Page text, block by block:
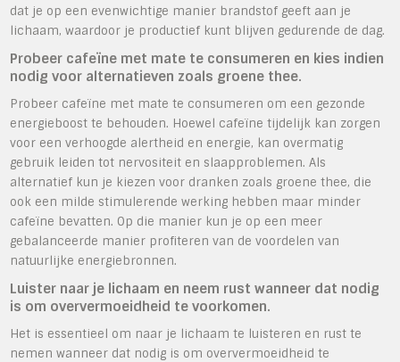
dat je op een evenwichtige manier brandstof geeft aan je
lichaam, waardoor je productief kunt blijven gedurende de dag.
Probeer cafeïne met mate te consumeren en kies indien
nodig voor alternatieven zoals groene thee.
Probeer cafeïne met mate te consumeren om een gezonde
energieboost te behouden. Hoewel cafeïne tijdelijk kan zorgen
voor een verhoogde alertheid en energie, kan overmatig
gebruik leiden tot nervositeit en slaapproblemen. Als
alternatief kun je kiezen voor dranken zoals groene thee, die
ook een milde stimulerende werking hebben maar minder
cafeïne bevatten. Op die manier kun je op een meer
gebalanceerde manier profiteren van de voordelen van
natuurlijke energiebronnen.
Luister naar je lichaam en neem rust wanneer dat nodig
is om oververmoeidheid te voorkomen.
Het is essentieel om naar je lichaam te luisteren en rust te
nemen wanneer dat nodig is om oververmoeidheid te